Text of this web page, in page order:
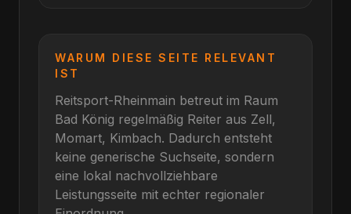
WARUM DIESE SEITE RELEVANT
IST
Reitsport-Rheinmain betreut im Raum
Bad König regelmäßig Reiter aus Zell,
Momart, Kimbach. Dadurch entsteht
keine generische Suchseite, sondern
eine lokal nachvollziehbare
Leistungsseite mit echter regionaler